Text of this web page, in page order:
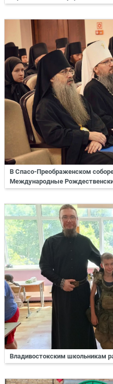
В Спасо-Преображенском
Международные
Владивостокским школьникам